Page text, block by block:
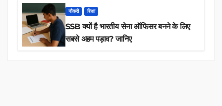
नौकरी शिक्षा
SSB क्यों है भारतीय सेना ऑफिसर बनने के लिए
सबसे अहम पड़ाव? जानिए